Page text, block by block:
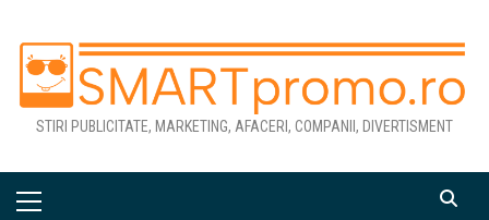
content
STIRI PUBLICITATE, MARKETING, AFACERI, COMPANII, DIVERTISMENT
Primary